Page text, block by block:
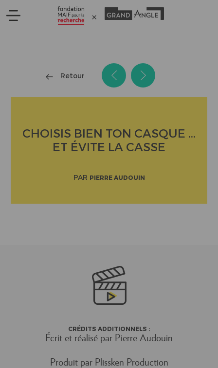
Retour
CHOISIS BIEN TON CASQUE ...
ET ÉVITE LA CASSE
PAR PIERRE AUDOUIN
CRÉDITS ADDITIONNELS :
Écrit et réalisé par Pierre Audouin
Produit par Plissken Production